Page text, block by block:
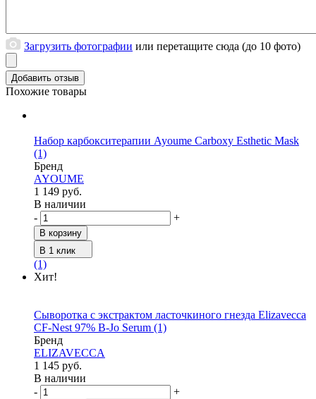
Загрузить фотографии или перетащите сюда (до 10 фото)
Похожие товары
Набор карбокситерапии Ayoume Carboxy Esthetic Mask
(1)
Бренд
AYOUME
1 149 руб.
В наличии
-
+
В корзину
В 1 клик
(1)
Хит!
Сыворотка с экстрактом ласточкиного гнезда Elizavecca
CF-Nest 97% B-Jo Serum (1)
Бренд
ELIZAVECCA
1 145 руб.
В наличии
-
+